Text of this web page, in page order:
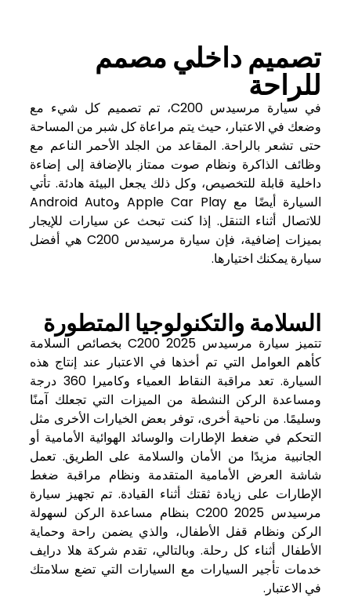
تصميم داخلي مصمم
للراحة
في سيارة مرسيدس C200، تم تصميم كل شيء مع
وضعك في الاعتبار، حيث يتم مراعاة كل شبر من المساحة
حتى تشعر بالراحة. المقاعد من الجلد الأحمر الناعم مع
وظائف الذاكرة ونظام صوت ممتاز بالإضافة إلى إضاءة
داخلية قابلة للتخصيص، وكل ذلك يجعل البيئة هادئة. تأتي
السيارة أيضًا مع Apple Car Play وAndroid Auto
للاتصال أثناء التنقل. إذا كنت تبحث عن سيارات للإيجار
بميزات إضافية، فإن سيارة مرسيدس C200 هي أفضل
سيارة يمكنك اختيارها.
السلامة والتكنولوجيا المتطورة
تتميز سيارة مرسيدس C200 2025 بخصائص السلامة
كأهم العوامل التي تم أخذها في الاعتبار عند إنتاج هذه
السيارة. تعد مراقبة النقاط العمياء وكاميرا 360 درجة
ومساعدة الركن النشطة من الميزات التي تجعلك آمنًا
وسليمًا. من ناحية أخرى، توفر بعض الخيارات الأخرى مثل
التحكم في ضغط الإطارات والوسائد الهوائية الأمامية أو
الجانبية مزيدًا من الأمان والسلامة على الطريق. تعمل
شاشة العرض الأمامية المتقدمة ونظام مراقبة ضغط
الإطارات على زيادة ثقتك أثناء القيادة. تم تجهيز سيارة
مرسيدس C200 2025 بنظام مساعدة الركن لسهولة
الركن ونظام قفل الأطفال، والذي يضمن راحة وحماية
الأطفال أثناء كل رحلة. وبالتالي، تقدم شركة هلا درايف
خدمات تأجير السيارات مع السيارات التي تضع سلامتك
في الاعتبار.